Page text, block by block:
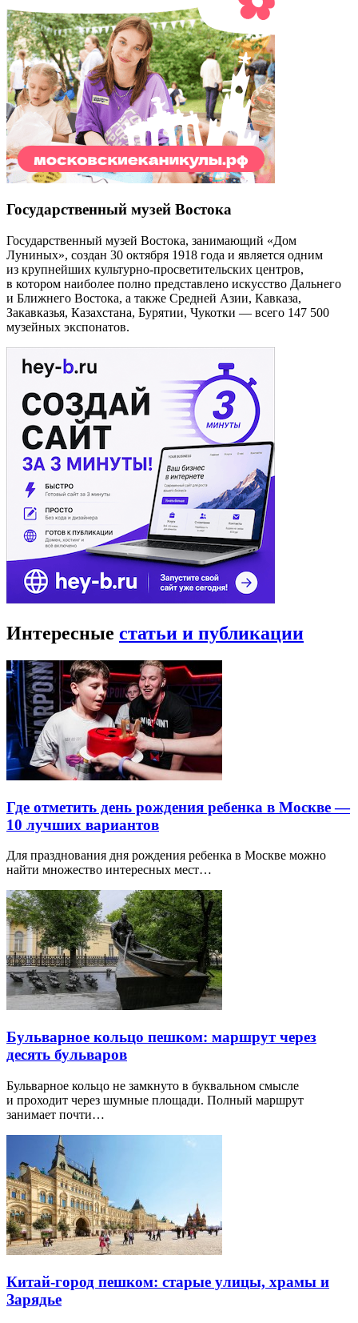
Государственный музей Востока
Государственный музей Востока, занимающий «Дом
Луниных», создан 30 октября 1918 года и является одним
из крупнейших культурно-просветительских центров,
в котором наиболее полно представлено искусство Дальнего
и Ближнего Востока, а также Средней Азии, Кавказа,
Закавказья, Казахстана, Бурятии, Чукотки — всего 147 500
музейных экспонатов.
Интересные статьи и публикации
Где отметить день рождения ребенка в Москве —
10 лучших вариантов
Для празднования дня рождения ребенка в Москве можно
найти множество интересных мест…
Бульварное кольцо пешком: маршрут через
десять бульваров
Бульварное кольцо не замкнуто в буквальном смысле
и проходит через шумные площади. Полный маршрут
занимает почти…
Китай-город пешком: старые улицы, храмы и
Зарядье